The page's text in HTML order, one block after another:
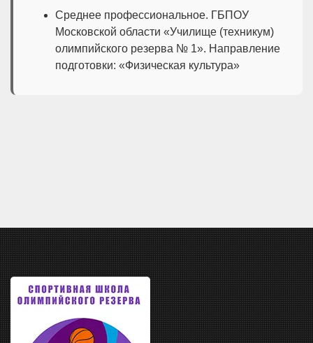
Среднее профессиональное. ГБПОУ
Московской области «Училище (техникум)
олимпийского резерва № 1». Направление
подготовки: «Физическая культура»